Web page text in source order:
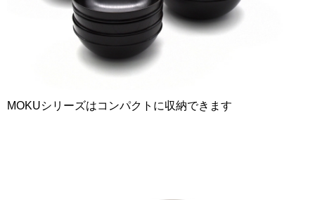
MOKUシリーズはコンパクトに収納できます